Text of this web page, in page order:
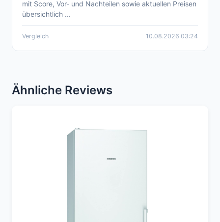
Vergleich 2026
mit Score, Vor- und Nachteilen sowie aktuellen Preisen
übersichtlich ...
Vergleich 10.08.2026 03:24
Ähnliche Reviews